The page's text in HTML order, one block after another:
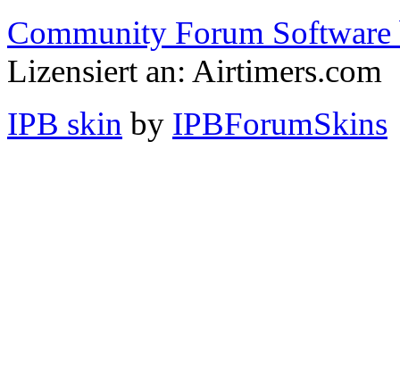
Community Forum Software
Lizensiert an: Airtimers.com
IPB skin by IPBForumSkins